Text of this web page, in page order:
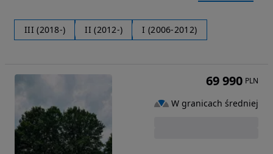
III (2018-) II (2012-) I (2006-2012)
69 990 PLN
W granicach średniej